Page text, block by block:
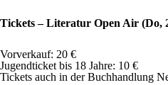
Tickets – Literatur Open Air (Do,
Vorverkauf: 20 €
Jugendticket bis 18 Jahre: 10 €
Tickets auch in der Buchhandlung